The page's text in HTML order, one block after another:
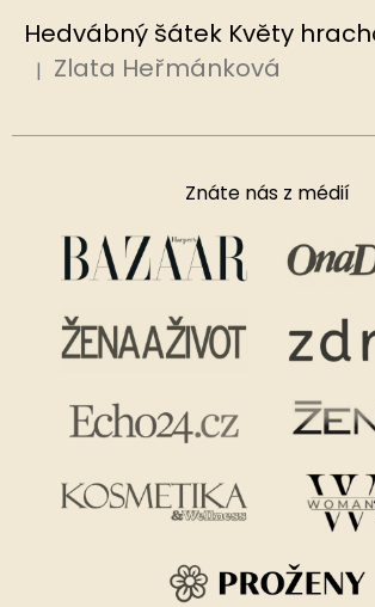
Hodnocení produktu je 5 z 5 hvězdiček.
| Zlata Heřmánková
Znáte nás z médií